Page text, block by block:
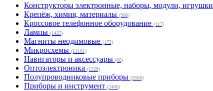
Конструкторы электронные, наборы, модули, игрушки
Крепёж, химия, материалы (990)
Кроссовое телефонное оборудование (117)
Лампы (1425)
Магниты неодимовые (173)
Микросхемы (11101)
Навигаторы и аксессуары (66)
Оптоэлектроника (1528)
Полупроводниковые приборы (2668)
Приборы и инструмент (2468)